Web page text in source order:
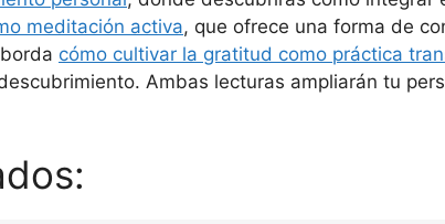
meditación activa, que ofrece una forma de
cómo cultivar la gratitud como práctica
Ambas lecturas ampliarán tu